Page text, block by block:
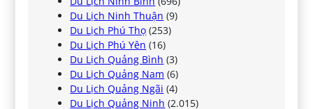
Du Lịch Ninh Thuận (9)
Du Lịch Phú Thọ (253)
Du Lịch Phú Yên (16)
Du Lịch Quảng Bình (3)
Du Lịch Quảng Nam (6)
Du Lịch Quảng Ngãi (4)
Du Lịch Quảng Ninh (2.015)